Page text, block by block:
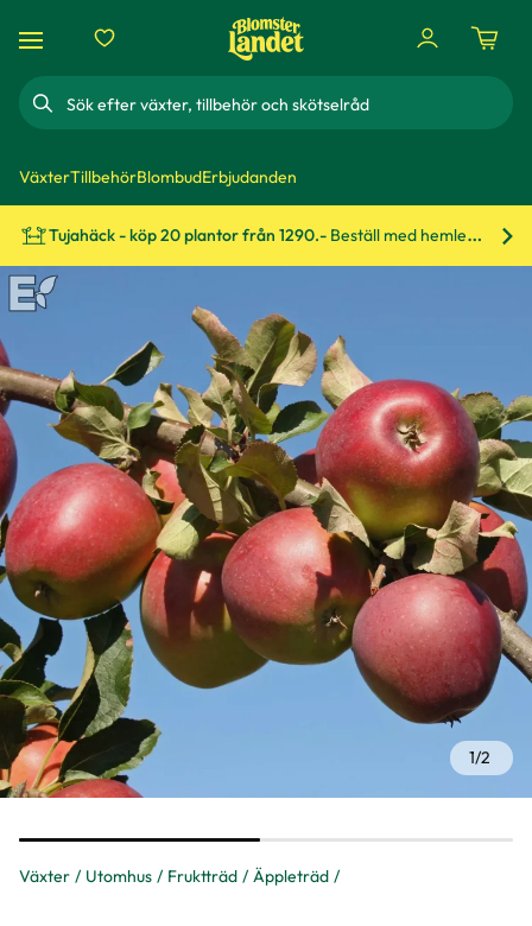
Sök
VäxterTillbehörBlombudErbjudanden
Tujahäck - köp 20 plantor från 1290.- Beställ med hemleverans!
Växter Utomhus Fruktträd Äppleträd
1/2